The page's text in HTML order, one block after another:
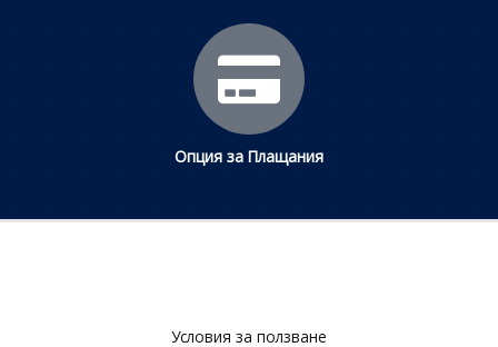
Опция за Плащания
Условия за ползване​